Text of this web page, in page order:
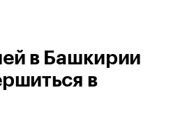
в Башкирии
в